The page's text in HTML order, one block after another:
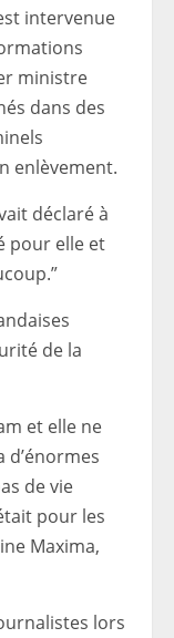
intervenue
ministre
dans des
enlèvement.
déclaré à
pour elle et
de la
et elle ne
de vie
pour les
Maxima,
lors